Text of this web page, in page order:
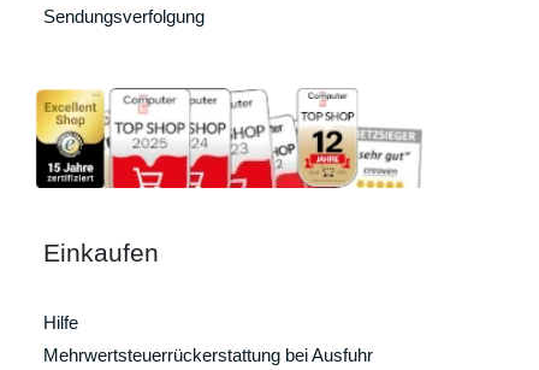
Sendungsverfolgung
Einkaufen
Hilfe
Mehrwertsteuerrückerstattung bei Ausfuhr